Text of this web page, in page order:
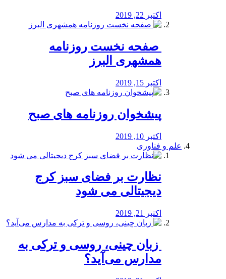
اکتبر 22, 2019
️ صفحه نخست روزنامه‌
همشهری البرز
اکتبر 15, 2019
پیشخوان روزنامه های صبح
اکتبر 10, 2019
علم و فناوری
نظارت بر فضای سبز کرج
دیجیتالی می شود
اکتبر 21, 2019
️ زبان چینی، روسی و ترکی به
مدارس می‌آید؟